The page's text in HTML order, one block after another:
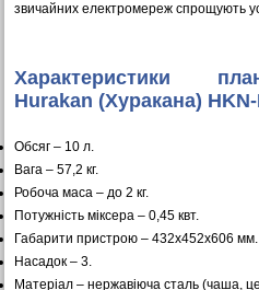
звичайних електромереж спрощують
Характеристики
Hurakan (Хуракана)
Обсяг – 10 л.
Вага – 57,2 кг.
Робоча маса – до 2 кг.
Потужність міксера – 0,45 квт.
Габарити пристрою – 432х452х606 мм.
Насадок – 3.
Матеріал – нержавіюча сталь (чаша,